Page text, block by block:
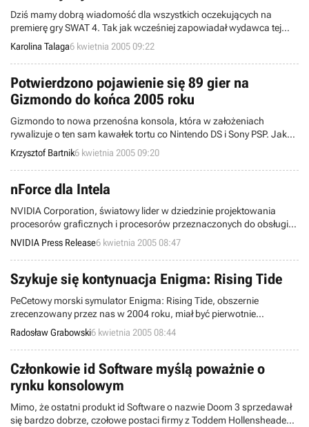
ponoć w trakcie majowych targów E3 2005.
Dziś mamy dobrą wiadomość dla wszystkich oczekujących na
premierę gry SWAT 4. Tak jak wcześniej zapowiadał wydawca tej
produkcji - Vivendi Universal Games, tak też się stało i wczoraj tytuł
ten trafił do amerykańskich sklepów w cenie 49,99 $. Polscy gracze
muszą uzbroić się w cierpliwość, ale na krótko, ponieważ premiera
tego produktu u nas odbędzie się już 14 kwietnia.
Karolina Talaga6 kwietnia 2005 09:22
Potwierdzono pojawienie się 89 gier na
Gizmondo do końca 2005 roku
Gizmondo to nowa przenośna konsola, która w założeniach
rywalizuje o ten sam kawałek tortu co Nintendo DS i Sony PSP. Jak
na razie, omawiany handheld może tylko pozazdrościć konkurencji
sukcesów, jednak szefowie projektu nie chcą przedwcześnie
składać broni i zapowiedzieli, że do końca tego roku Gizmondo
zostanie wsparte przynajmniej 89 grami.
Krzysztof Bartnik6 kwietnia 2005 09:20
nForce dla Intela
NVIDIA Corporation, światowy lider w dziedzinie projektowania
procesorów graficznych i procesorów przeznaczonych do obsługi
multimediów cyfrowych, wprowadził dzisiaj na rynek najnowszy
chipset NVIDIA nForce4 SLI Intel Edition przeznaczony dla
komputerów z procesorami firmy Intel.
NVIDIA Press Release6 kwietnia 2005 08:47
Szykuje się kontynuacja Enigma: Rising Tide
PeCetowy morski symulator Enigma: Rising Tide, obszernie
zrecenzowany przez nas w 2004 roku, miał być pierwotnie
przeznaczony do masowej internetowej zabawy. Jednak ostatecznie
udostępniono użytkownikom jedynie tryb single-player. Developerzy
z Tesseraction Games zamierzają mimo wszystko w przyszłości
powrócić do zarzuconego pomysłu, ale wcześniej chcą
przygotować jeszcze sequel wspomnianej gry.
Radosław Grabowski6 kwietnia 2005 08:44
Członkowie id Software myślą poważnie o
rynku konsolowym
Mimo, że ostatni produkt id Software o nazwie Doom 3 sprzedawał
się bardzo dobrze, czołowe postaci firmy z Toddem Hollensheadem